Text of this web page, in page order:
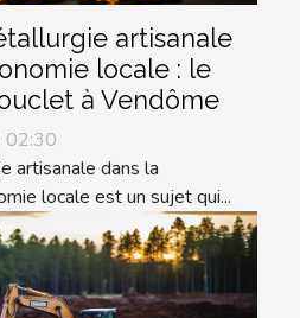
artisanale
locale : le
à Vendôme
02:30
artisanale dans la
locale est un sujet qui...